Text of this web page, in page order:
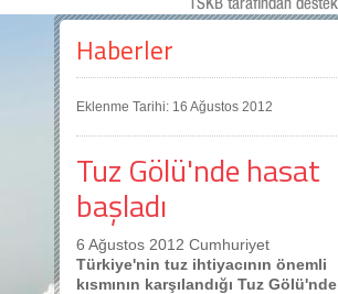
Haberler
Eklenme Tarihi: 16 Ağustos 2012
Tuz Gölü'nde hasat
başladı
6 Ağustos 2012 Cumhuriyet
Türkiye'nin tuz ihtiyacının önemli
kısmının karşılandığı Tuz Gölü'nde